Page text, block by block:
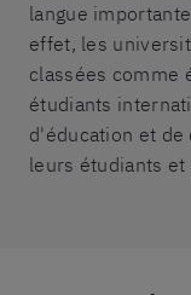
langue
effet, les
classées comme
étudiants
d'éducation et
leurs étudiants